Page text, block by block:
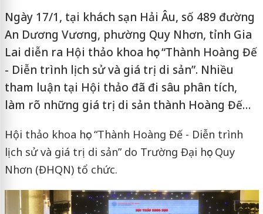
Ngày 17/1, tại khách sạn Hải Âu, số 489 đường
An Dương Vương, phường Quy Nhơn, tỉnh Gia
Lai diễn ra Hội thảo khoa học “Thành Hoàng Đế
- Diễn trình lịch sử và giá trị di sản”. Nhiều
tham luận tại Hội thảo đã đi sâu phân tích,
làm rõ những giá trị di sản thành Hoàng Đế…
Hội thảo khoa học “Thành Hoàng Đế - Diễn trình
lịch sử và giá trị di sản” do Trường Đại học Quy
Nhơn (ĐHQN) tổ chức.